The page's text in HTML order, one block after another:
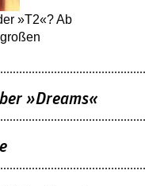
»T2«? Ab
»Dreams«